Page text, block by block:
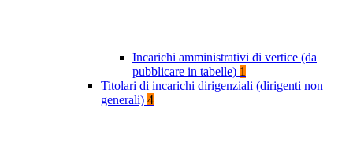
Incarichi amministrativi di vertice (da
pubblicare in tabelle) 1
Titolari di incarichi dirigenziali (dirigenti non
generali) 4